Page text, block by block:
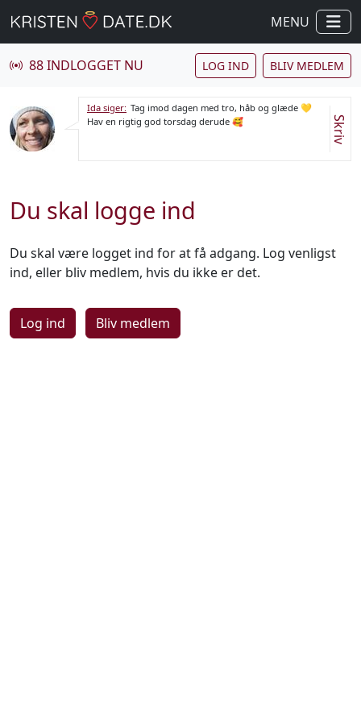
MENU
88 INDLOGGET NU LOG IND BLIV MEDLEM
Ida siger: Tag imod dagen med tro, håb og glæde 💛
Hav en rigtig god torsdag derude 🥰
Skriv
Du skal logge ind
Du skal være logget ind for at få adgang. Log venligst
ind, eller bliv medlem, hvis du ikke er det.
Log ind